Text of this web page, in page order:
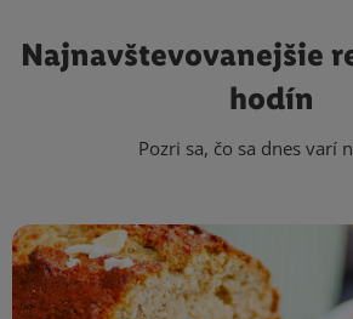
Najnavštevovanejšie
hodín
Pozri sa, čo sa dnes varí